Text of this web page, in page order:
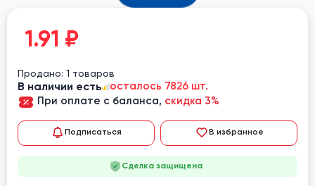
1.91 ₽
Продано: 1 товаров
В наличии есть
осталось 7826 шт.
При оплате с баланса, скидка 3%
Подписаться В избранное
Сделка защищена